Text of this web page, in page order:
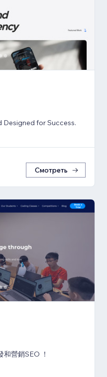
Designed for Success.
Смотреть
營銷SEO ！